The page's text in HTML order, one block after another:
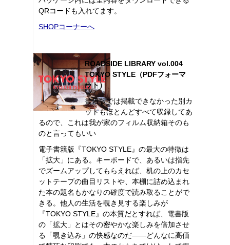
QRコードも入れてます。
SHOPコーナーへ
ROADSIDE LIBRARY vol.004
TOKYO STYLE（PDFフォーマ
ット）
書籍版では掲載できなかった別カ
ットもほとんどすべて収録してあ
るので、これは我が家のフィルム収納箱そのも
のと言ってもいい
電子書籍版『TOKYO STYLE』の最大の特徴は
「拡大」にある。キーボードで、あるいは指先
でズームアップしてもらえれば、机の上のカセ
ットテープの曲目リストや、本棚に詰め込まれ
た本の題名もかなりの確度で読み取ることがで
きる。他人の生活を覗き見する楽しみが
『TOKYO STYLE』の本質だとすれば、電書版
の「拡大」とはその密やかな楽しみを倍加させ
る「覗き込み」の快感なのだ――どんなに高価